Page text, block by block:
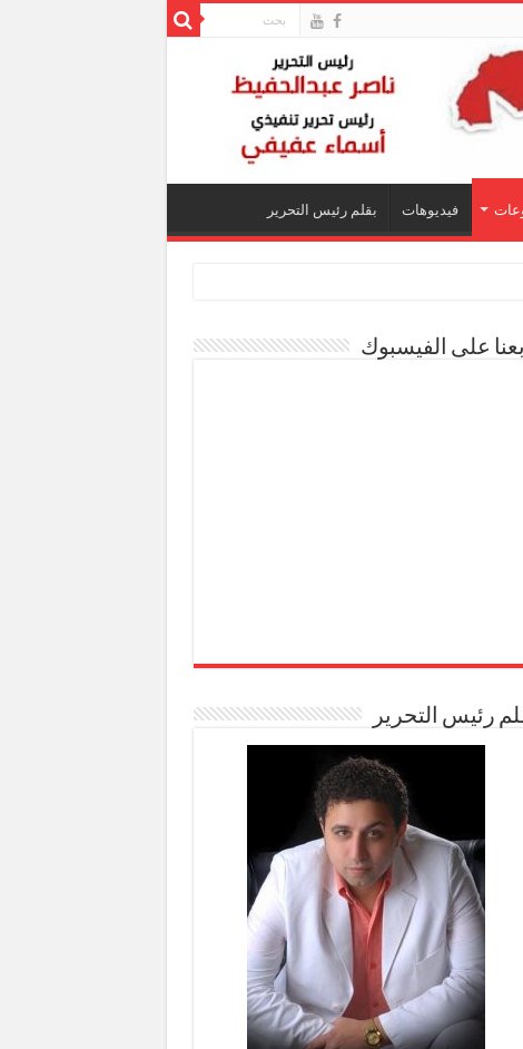
فيديوهات بقلم رئيس التحرير
على الفيسبوك
رئيس التحرير